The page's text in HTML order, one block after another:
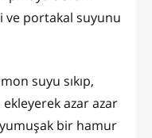
ve portakal suyunu
suyu sıkıp,
azar azar
bir hamur